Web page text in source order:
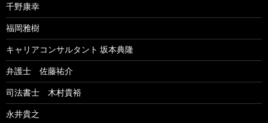
千野康幸
福岡雅樹
キャリアコンサルタント 坂本典隆
弁護士 佐藤祐介
司法書士 木村貴裕
永井貴之